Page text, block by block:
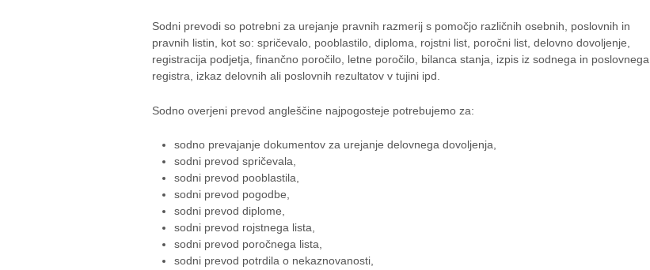
Sodni prevodi so potrebni za urejanje pravnih razmerij s pomočjo različnih osebnih, poslovnih in
pravnih listin, kot so: spričevalo, pooblastilo, diploma, rojstni list, poročni list, delovno dovoljenje,
registracija podjetja, finančno poročilo, letne poročilo, bilanca stanja, izpis iz sodnega in poslovnega
registra, izkaz delovnih ali poslovnih rezultatov v tujini ipd.
Sodno overjeni prevod angleščine najpogosteje potrebujemo za:
sodno prevajanje dokumentov za urejanje delovnega dovoljenja,
sodni prevod spričevala,
sodni prevod pooblastila,
sodni prevod pogodbe,
sodni prevod diplome,
sodni prevod rojstnega lista,
sodni prevod poročnega lista,
sodni prevod potrdila o nekaznovanosti,